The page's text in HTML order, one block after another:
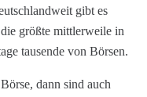
gibt es
größte mittlerweile in
tausende von Börsen.
dann sind auch